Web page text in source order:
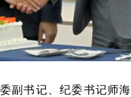
副书记、纪委书记师